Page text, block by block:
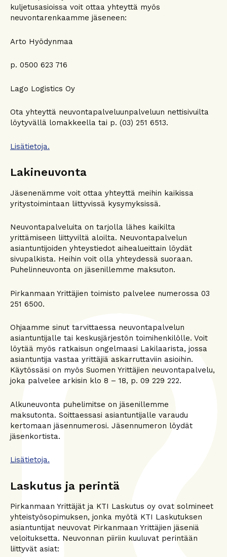
kuljetusasioissa voit ottaa yhteyttä myös
neuvontarenkaamme jäseneen:
Arto Hyödynmaa
p. 0500 623 716
Lago Logistics Oy
Ota yhteyttä neuvontapalveluunpalveluun nettisivuilta
löytyvällä lomakkeella tai p. (03) 251 6513.
Lisätietoja.
Lakineuvonta
Jäsenenämme voit ottaa yhteyttä meihin kaikissa
yritystoimintaan liittyvissä kysymyksissä.
Neuvontapalveluita on tarjolla lähes kaikilta
yrittämiseen liittyviltä aloilta. Neuvontapalvelun
asiantuntijoiden yhteystiedot aihealueittain löydät
sivupalkista. Heihin voit olla yhteydessä suoraan.
Puhelinneuvonta on jäsenillemme maksuton.
Pirkanmaan Yrittäjien toimisto palvelee numerossa 03
251 6500.
Ohjaamme sinut tarvittaessa neuvontapalvelun
asiantuntijalle tai keskusjärjestön toimihenkilölle. Voit
löytää myös ratkaisun ongelmaasi Lakilaarista, jossa
asiantuntija vastaa yrittäjiä askarruttaviin asioihin.
Käytössäsi on myös Suomen Yrittäjien neuvontapalvelu,
joka palvelee arkisin klo 8 – 18, p. 09 229 222.
Alkuneuvonta puhelimitse on jäsenillemme
maksutonta. Soittaessasi asiantuntijalle varaudu
kertomaan jäsennumerosi. Jäsennumeron löydät
jäsenkortista.
Lisätietoja.
Laskutus ja perintä
Pirkanmaan Yrittäjät ja KTI Laskutus oy ovat solmineet
yhteistyösopimuksen, jonka myötä KTI Laskutuksen
asiantuntijat neuvovat Pirkanmaan Yrittäjien jäseniä
veloituksetta. Neuvonnan piiriin kuuluvat perintään
liittyvät asiat: